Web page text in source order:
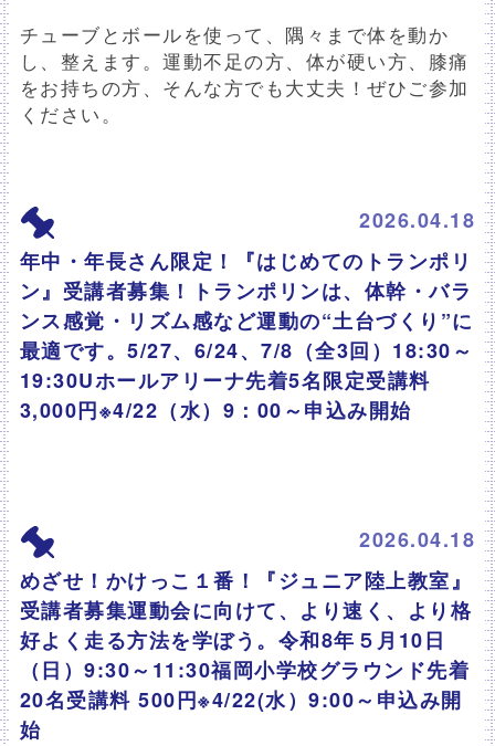
チューブとボールを使って、隅々まで体を動か
し、整えます。運動不足の方、体が硬い方、膝痛
をお持ちの方、そんな方でも大丈夫！ぜひご参加
ください。
2026.04.18
年中・年長さん限定！『はじめてのトランポリ
ン』受講者募集！トランポリンは、体幹・バラ
ンス感覚・リズム感など運動の“土台づくり”に
最適です。5/27、6/24、7/8（全3回）18:30～
19:30Uホールアリーナ先着5名限定受講料
3,000円※4/22（水）9：00～申込み開始
2026.04.18
めざせ！かけっこ１番！『ジュニア陸上教室』
受講者募集運動会に向けて、より速く、より格
好よく走る方法を学ぼう。令和8年５月10日
（日）9:30～11:30福岡小学校グラウンド先着
20名受講料 500円※4/22(水）9:00～申込み開
始